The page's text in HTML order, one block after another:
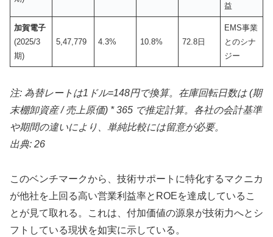
益
加賀電子
(2025/3
期)
5,47,779 4.3% 10.8% 72.8日
EMS事業
とのシナ
ジー
注: 為替レートは1ドル=148円で換算。在庫回転日数は (期
末棚卸資産 / 売上原価) * 365 で推定計算。各社の会計基準
や期間の違いにより、単純比較には留意が必要。
出典: 26
このベンチマークから、技術サポートに特化するマクニカ
が他社を上回る高い営業利益率とROEを達成しているこ
とが見て取れる。これは、付加価値の源泉が技術力へとシ
フトしている現状を如実に示している。